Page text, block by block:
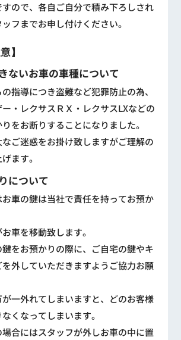
ので、各自ご自分で積み下ろしされ
フまでお申し付けください。
】
ないお車の車種について
指導につき盗難など犯罪防止の為、
・レクサスＲＸ・レクサスLXなどの
をお断りすることになりました。
ご迷惑をお掛け致しますがご理解の
ます。
について
車の鍵は当社で責任を持ってお預か
車を移動致します。
をお預かりの際に、ご自宅の鍵やキ
外していただきますようご協力お願
一外れてしまいますと、どのお客様
くなってしまいます。
場合にはスタッフが外しお車の中に置